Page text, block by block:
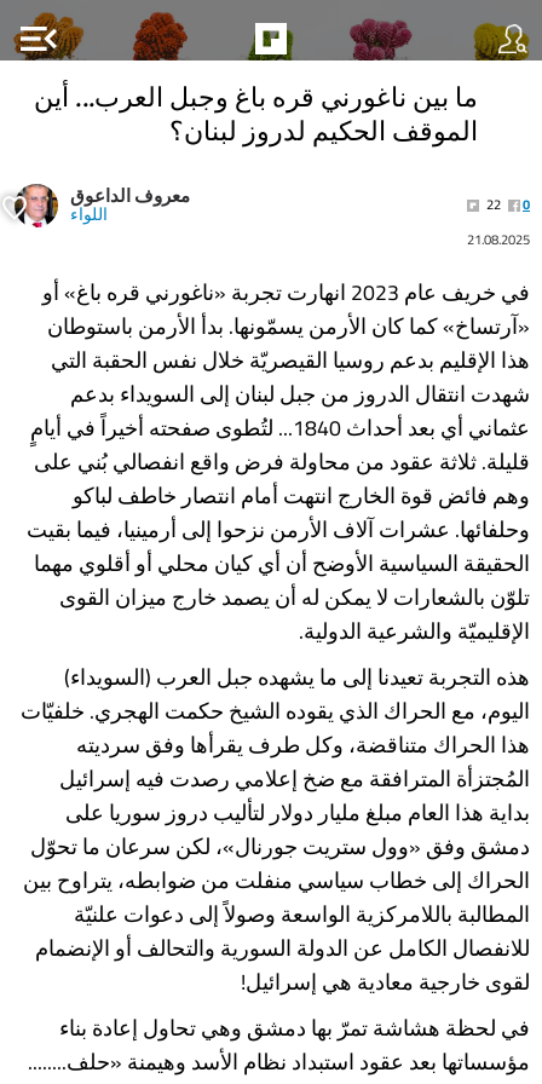
menu_open
ما بين ناغورني قره باغ وجبل العرب... أين
الموقف الحكيم لدروز لبنان؟
معروف الداعوق
اللواء 22
0
21.08.2025
في خريف عام 2023 انهارت تجربة «ناغورني قره باغ» أو
«آرتساخ» كما كان الأرمن يسمّونها. بدأ الأرمن باستوطان
هذا الإقليم بدعم روسيا القيصريّة خلال نفس الحقبة التي
شهدت انتقال الدروز من جبل لبنان إلى السويداء بدعم
عثماني أي بعد أحداث 1840... لتُطوى صفحته أخيراً في أيامٍ
قليلة. ثلاثة عقود من محاولة فرض واقع انفصالي بُني على
وهم فائض قوة الخارج انتهت أمام انتصار خاطف لباكو
وحلفائها. عشرات آلاف الأرمن نزحوا إلى أرمينيا، فيما بقيت
الحقيقة السياسية الأوضح أن أي كيان محلي أو أقلوي مهما
تلوّن بالشعارات لا يمكن له أن يصمد خارج ميزان القوى
الإقليميّة والشرعية الدولية.
هذه التجربة تعيدنا إلى ما يشهده جبل العرب (السويداء)
اليوم، مع الحراك الذي يقوده الشيخ حكمت الهجري. خلفيّات
هذا الحراك متناقضة، وكل طرف يقرأها وفق سرديته
المُجتزأة المترافقة مع ضخ إعلامي رصدت فيه إسرائيل
بداية هذا العام مبلغ مليار دولار لتأليب دروز سوريا على
دمشق وفق «وول ستريت جورنال»، لكن سرعان ما تحوّل
الحراك إلى خطاب سياسي منفلت من ضوابطه، يتراوح بين
المطالبة باللامركزية الواسعة وصولاً إلى دعوات علنيّة
للانفصال الكامل عن الدولة السورية والتحالف أو الإنضمام
لقوى خارجية معادية هي إسرائيل!
في لحظة هشاشة تمرّ بها دمشق وهي تحاول إعادة بناء
مؤسساتها بعد عقود استبداد نظام الأسد وهيمنة «حلف........